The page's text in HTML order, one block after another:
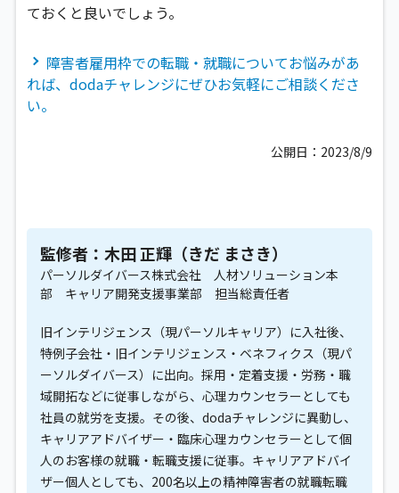
ておくと良いでしょう。
障害者雇用枠での転職・就職についてお悩みがあ
れば、dodaチャレンジにぜひお気軽にご相談くださ
い。
公開日：2023/8/9
監修者：木田 正輝（きだ まさき）
パーソルダイバース株式会社 人材ソリューション本
部 キャリア開発支援事業部 担当総責任者
旧インテリジェンス（現パーソルキャリア）に入社後、
特例子会社・旧インテリジェンス・ベネフィクス（現パ
ーソルダイバース）に出向。採用・定着支援・労務・職
域開拓などに従事しながら、心理カウンセラーとしても
社員の就労を支援。その後、dodaチャレンジに異動し、
キャリアアドバイザー・臨床心理カウンセラーとして個
人のお客様の就職・転職支援に従事。キャリアアドバイ
ザー個人としても、200名以上の精神障害者の就職転職